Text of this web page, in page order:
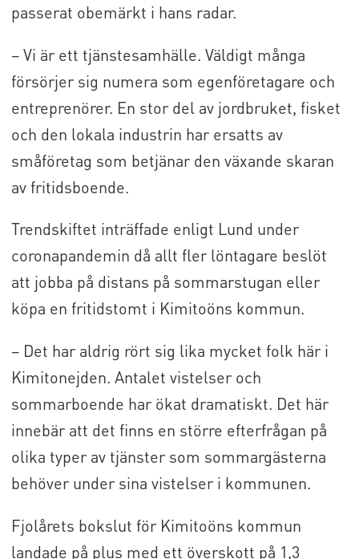
passerat obemärkt i hans radar.
– Vi är ett tjänstesamhälle. Väldigt många
försörjer sig numera som egenföretagare och
entreprenörer. En stor del av jordbruket, fisket
och den lokala industrin har ersatts av
småföretag som betjänar den växande skaran
av fritidsboende.
Trendskiftet inträffade enligt Lund under
coronapandemin då allt fler löntagare beslöt
att jobba på distans på sommarstugan eller
köpa en fritidstomt i Kimitoöns kommun.
– Det har aldrig rört sig lika mycket folk här i
Kimitonejden. Antalet vistelser och
sommarboende har ökat dramatiskt. Det här
innebär att det finns en större efterfrågan på
olika typer av tjänster som sommargästerna
behöver under sina vistelser i kommunen.
Fjolårets bokslut för Kimitoöns kommun
landade på plus med ett överskott på 1,3